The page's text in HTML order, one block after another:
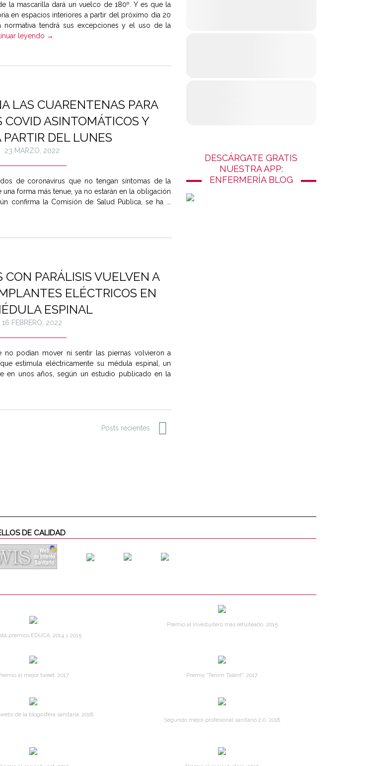
la mascarilla dará un vuelco de 180º. Y es que la
en espacios interiores a partir del próximo día 20
normativa tendrá sus excepciones y el uso de la
leyendo →
LAS CUARENTENAS PARA
COVID ASINTOMÁTICOS Y
PARTIR DEL LUNES
23 MARZO, 2022
de coronavirus que no tengan síntomas de la
forma más tenue, ya no estarán en la obligación
confirma la Comisión de Salud Pública, se ha ...
CON PARÁLISIS VUELVEN A
ELÉCTRICOS EN
ESPINAL
16 FEBRERO, 2022
no podían mover ni sentir las piernas volvieron a
estimula eléctricamente su médula espinal, un
en unos años, según un estudio publicado en la
Posts recientes
DESCÁRGATE GRATIS
NUESTRA APP:
ENFERMERÍA BLOG
DE CALIDAD
premios EDUCA. 2014 y 2015
Premio al Investuitero más retuiteado. 2015
al mejor tweet. 2017 Premio "Tenim Talent". 2017
de la blogosfera sanitaria. 2018
Segundo mejor profesional sanitario 2.0. 2018